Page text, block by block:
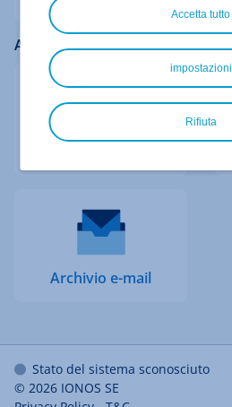
Accesso rapido ad altri login
Archivio e-mail
Stato del sistema sconosciuto
© 2026 IONOS SE
Accetta tutto
Rifiuta
impostazioni